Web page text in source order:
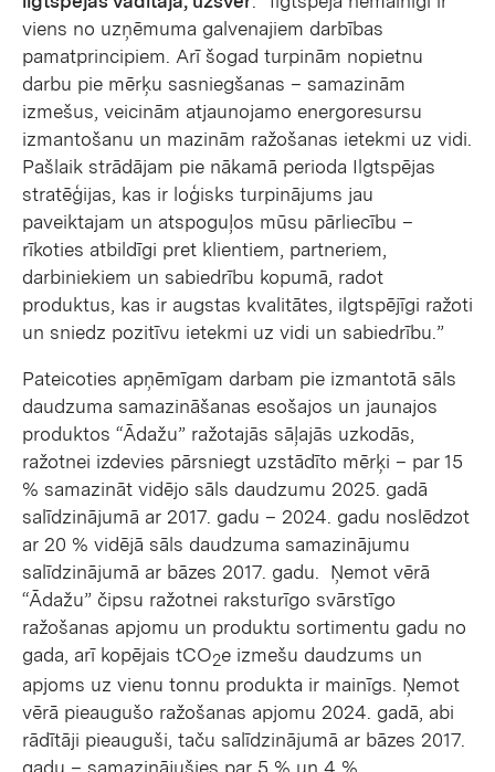
viens no uzņēmuma galvenajiem darbības
pamatprincipiem. Arī šogad turpinām nopietnu
darbu pie mērķu sasniegšanas – samazinām
izmešus, veicinām atjaunojamo energoresursu
izmantošanu un mazinām ražošanas ietekmi uz vidi.
Pašlaik strādājam pie nākamā perioda Ilgtspējas
stratēģijas, kas ir loģisks turpinājums jau
paveiktajam un atspoguļos mūsu pārliecību –
rīkoties atbildīgi pret klientiem, partneriem,
darbiniekiem un sabiedrību kopumā, radot
produktus, kas ir augstas kvalitātes, ilgtspējīgi ražoti
un sniedz pozitīvu ietekmi uz vidi un sabiedrību.”
Pateicoties apņēmīgam darbam pie izmantotā sāls
daudzuma samazināšanas esošajos un jaunajos
produktos “Ādažu” ražotajās sāļajās uzkodās,
ražotnei izdevies pārsniegt uzstādīto mērķi – par 15
% samazināt vidējo sāls daudzumu 2025. gadā
salīdzinājumā ar 2017. gadu – 2024. gadu noslēdzot
ar 20 % vidējā sāls daudzuma samazinājumu
salīdzinājumā ar bāzes 2017. gadu. Ņemot vērā
“Ādažu” čipsu ražotnei raksturīgo svārstīgo
ražošanas apjomu un produktu sortimentu gadu no
gada, arī kopējais tCO2e izmešu daudzums un
apjoms uz vienu tonnu produkta ir mainīgs. Ņemot
vērā pieaugušo ražošanas apjomu 2024. gadā, abi
rādītāji pieauguši, taču salīdzinājumā ar bāzes 2017.